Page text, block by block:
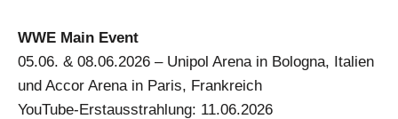
WWE Main Event
05.06. & 08.06.2026 – Unipol Arena in Bologna, Italien
und Accor Arena in Paris, Frankreich
YouTube-Erstausstrahlung: 11.06.2026